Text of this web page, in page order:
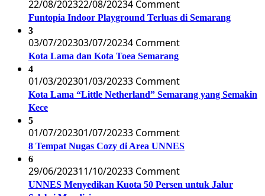
22/08/202322/08/20234 Comment
Funtopia Indoor Playground Terluas di Semarang
3
03/07/202303/07/20234 Comment
Kota Lama dan Kota Toea Semarang
4
01/03/202301/03/20233 Comment
Kota Lama “Little Netherland” Semarang yang Semakin
Kece
5
01/07/202301/07/20233 Comment
8 Tempat Nugas Cozy di Area UNNES
6
29/06/202311/10/20233 Comment
UNNES Menyedikan Kuota 50 Persen untuk Jalur